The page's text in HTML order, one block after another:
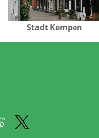
Stadt Kempen